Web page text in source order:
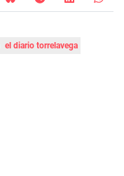
el diario torrelavega